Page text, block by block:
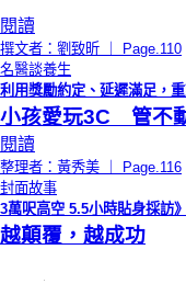
閱讀
撰文者：劉致昕 ｜ Page.110
名醫談養生
利用獎勵約定、延遲滿足，
小孩愛玩3C 管不
閱讀
整理者：黃秀美 ｜ Page.116
封面故事
3萬呎高空 5.5小時貼身採訪
越顛覆，越成功